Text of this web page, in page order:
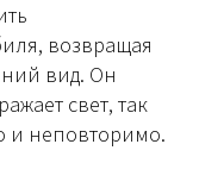
возвращая
вид. Он
свет, так
и неповторимо.